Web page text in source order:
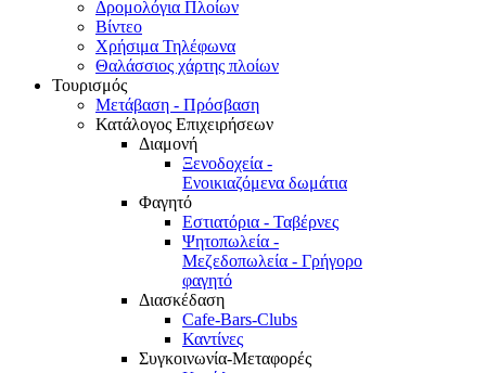
Δρομολόγια Πλοίων
Βίντεο
Χρήσιμα Τηλέφωνα
Θαλάσσιος χάρτης πλοίων
Τουρισμός
Μετάβαση - Πρόσβαση
Κατάλογος Επιχειρήσεων
Διαμονή
Ξενοδοχεία -
Ενοικιαζόμενα δωμάτια
Φαγητό
Εστιατόρια - Ταβέρνες
Ψητοπωλεία -
Μεζεδοπωλεία - Γρήγορο
φαγητό
Διασκέδαση
Cafe-Bars-Clubs
Καντίνες
Συγκοινωνία-Μεταφορές